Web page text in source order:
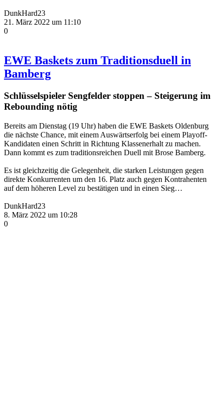
DunkHard23
21. März 2022 um 11:10
0
EWE Baskets zum Traditionsduell in
Bamberg
Schlüsselspieler Sengfelder stoppen – Steigerung im
Rebounding nötig
Bereits am Dienstag (19 Uhr) haben die EWE Baskets Oldenburg
die nächste Chance, mit einem Auswärtserfolg bei einem Playoff-
Kandidaten einen Schritt in Richtung Klassenerhalt zu machen.
Dann kommt es zum traditionsreichen Duell mit Brose Bamberg.
Es ist gleichzeitig die Gelegenheit, die starken Leistungen gegen
direkte Konkurrenten um den 16. Platz auch gegen Kontrahenten
auf dem höheren Level zu bestätigen und in einen Sieg…
DunkHard23
8. März 2022 um 10:28
0